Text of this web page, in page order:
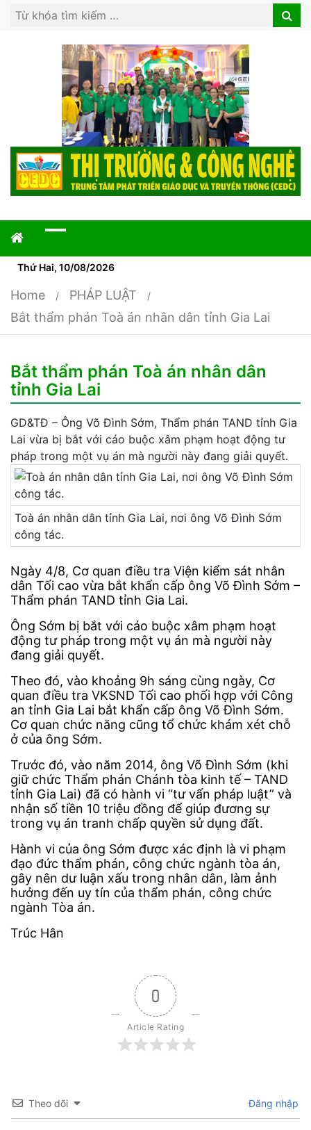
Search
Search
Thứ Hai, 10/08/2026
Home
PHÁP LUẬT
Bắt thẩm phán Toà án nhân dân tỉnh Gia Lai
Bắt thẩm phán Toà án nhân dân
tỉnh Gia Lai
GD&TĐ – Ông Võ Đình Sớm, Thẩm phán TAND tỉnh Gia
Lai vừa bị bắt với cáo buộc xâm phạm hoạt động tư
pháp trong một vụ án mà người này đang giải quyết.
Toà án nhân dân tỉnh Gia Lai, nơi ông Võ Đình Sớm
công tác.
Ngày 4/8, Cơ quan điều tra Viện kiểm sát nhân
dân Tối cao vừa bắt khẩn cấp ông Võ Đình Sớm –
Thẩm phán TAND tỉnh Gia Lai.
Ông Sớm bị bắt với cáo buộc xâm phạm hoạt
động tư pháp trong một vụ án mà người này
đang giải quyết.
Theo đó, vào khoảng 9h sáng cùng ngày, Cơ
quan điều tra VKSND Tối cao phối hợp với Công
an tỉnh Gia Lai bắt khẩn cấp ông Võ Đình Sớm.
Cơ quan chức năng cũng tổ chức khám xét chỗ
ở của ông Sớm.
Trước đó, vào năm 2014, ông Võ Đình Sớm (khi
giữ chức Thẩm phán Chánh tòa kinh tế – TAND
tỉnh Gia Lai) đã có hành vi “tư vấn pháp luật” và
nhận số tiền 10 triệu đồng để giúp đương sự
trong vụ án tranh chấp quyền sử dụng đất.
Hành vi của ông Sớm được xác định là vi phạm
đạo đức thẩm phán, công chức ngành tòa án,
gây nên dư luận xấu trong nhân dân, làm ảnh
hưởng đến uy tín của thẩm phán, công chức
ngành Tòa án.
Trúc Hân
0
Article Rating
Theo dõi Đăng nhập